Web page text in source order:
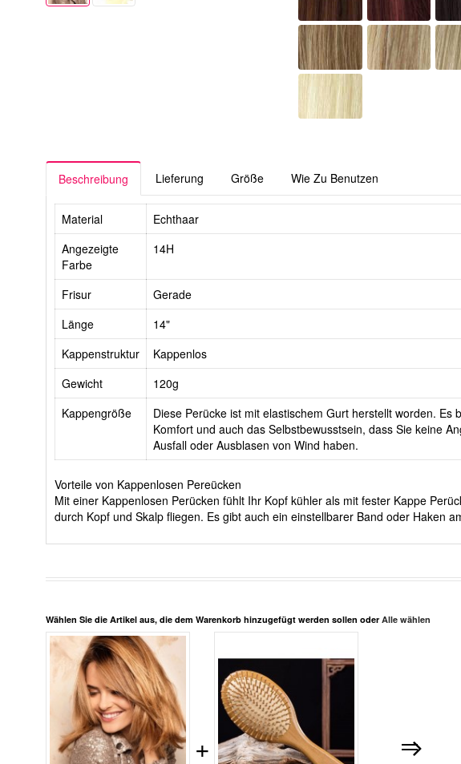
Beschreibung Lieferung Größe Wie Zu Benutzen
Material
Echthaar
Angezeigte
Farbe
14H
Frisur
Gerade
Länge
14"
Kappenstruktur
Kappenlos
Gewicht
120g
Kappengröße
Diese Perücke ist mit elastischem Gurt herstellt worden. Es
Komfort und auch das Selbstbewusstsein, dass Sie keine
Ausfall oder Ausblasen von Wind haben.
Vorteile von Kappenlosen Pereücken
Mit einer Kappenlosen Perücken fühlt Ihr Kopf kühler als mit fester Kappe
durch Kopf und Skalp fliegen. Es gibt auch ein einstellbarer Band oder Haken
Wählen Sie die Artikel aus, die dem Warenkorb hinzugefügt werden sollen oder Alle wählen
+